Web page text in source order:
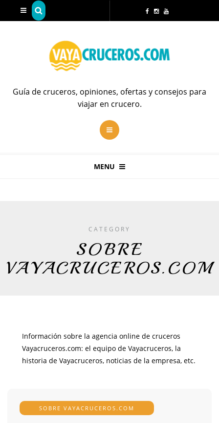
Guía de cruceros, opiniones, ofertas y consejos para
viajar en crucero.
MENU
CATEGORY
SOBRE
VAYACRUCEROS.COM
Información sobre la agencia online de cruceros
Vayacruceros.com: el equipo de Vayacruceros, la
historia de Vayacruceros, noticias de la empresa, etc.
SOBRE VAYACRUCEROS.COM